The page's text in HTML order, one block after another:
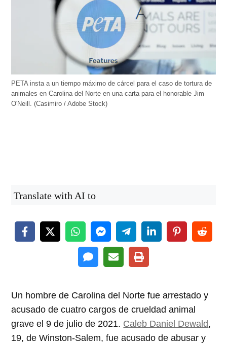
PETA insta a un tiempo máximo de cárcel para el caso de tortura de
animales en Carolina del Norte en una carta para el honorable Jim
O'Neill. (Casimiro / Adobe Stock)
Translate with AI to
Un hombre de Carolina del Norte fue arrestado y
acusado de cuatro cargos de crueldad animal
grave el 9 de julio de 2021. Caleb Daniel Dewald,
19, de Winston-Salem, fue acusado de abusar y